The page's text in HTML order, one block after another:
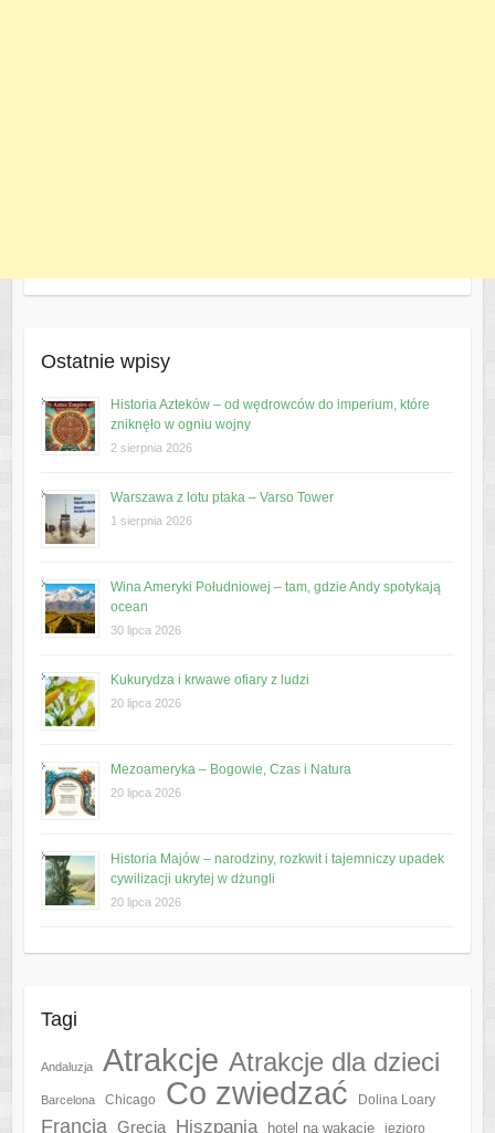
Ostatnie wpisy
Historia Azteków – od wędrowców do imperium, które
zniknęło w ogniu wojny
2 sierpnia 2026
Warszawa z lotu ptaka – Varso Tower
1 sierpnia 2026
Wina Ameryki Południowej – tam, gdzie Andy spotykają
ocean
30 lipca 2026
Kukurydza i krwawe ofiary z ludzi
20 lipca 2026
Mezoameryka – Bogowie, Czas i Natura
20 lipca 2026
Historia Majów – narodziny, rozkwit i tajemniczy upadek
cywilizacji ukrytej w dżungli
20 lipca 2026
Tagi
Andaluzja Atrakcje Atrakcje dla dzieci
Barcelona Chicago Co zwiedzać Dolina Loary
Francja Grecja Hiszpania hotel na wakacje jezioro